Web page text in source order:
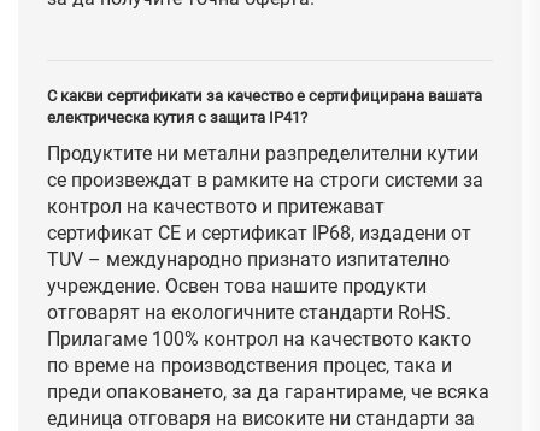
С какви сертификати за качество е сертифицирана вашата
електрическа кутия с защита IP41?
Продуктите ни метални разпределителни кутии
се произвеждат в рамките на строги системи за
контрол на качеството и притежават
сертификат CE и сертификат IP68, издадени от
TUV – международно признато изпитателно
учреждение. Освен това нашите продукти
отговарят на екологичните стандарти RoHS.
Прилагаме 100% контрол на качеството както
по време на производствения процес, така и
преди опаковането, за да гарантираме, че всяка
единица отговаря на високите ни стандарти за